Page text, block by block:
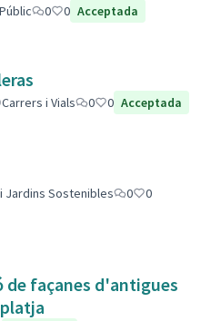
0 0 Acceptada
Carrers i Vials 0 0 Acceptada
Jardins Sostenibles 0
0
de façanes d'antigues